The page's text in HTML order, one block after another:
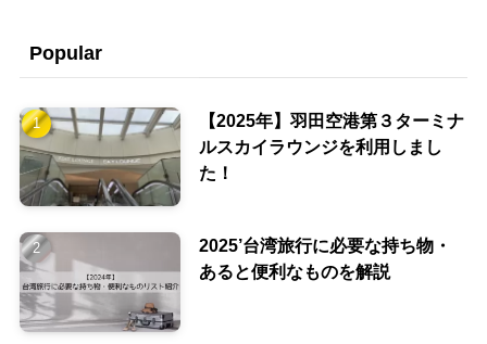
Popular
【2025年】羽田空港第３ターミナ
ルスカイラウンジを利用しまし
た！
2025’台湾旅行に必要な持ち物・
あると便利なものを解説